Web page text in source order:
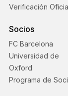
Verificación
Socios
FC Barcelona
Universidad de
Oxford
Programa de